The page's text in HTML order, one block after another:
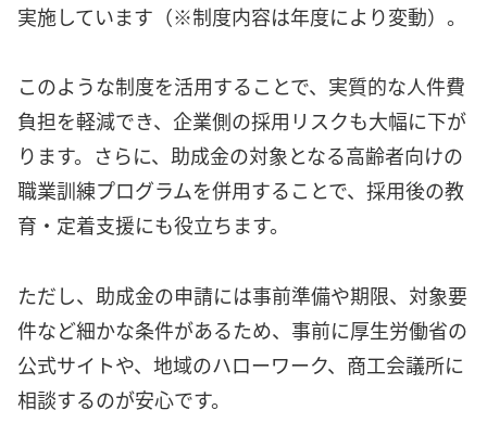
実施しています（※制度内容は年度により変動）。
このような制度を活用することで、実質的な人件費
負担を軽減でき、企業側の採用リスクも大幅に下が
ります。さらに、助成金の対象となる高齢者向けの
職業訓練プログラムを併用することで、採用後の教
育・定着支援にも役立ちます。
ただし、助成金の申請には事前準備や期限、対象要
件など細かな条件があるため、事前に厚生労働省の
公式サイトや、地域のハローワーク、商工会議所に
相談するのが安心です。